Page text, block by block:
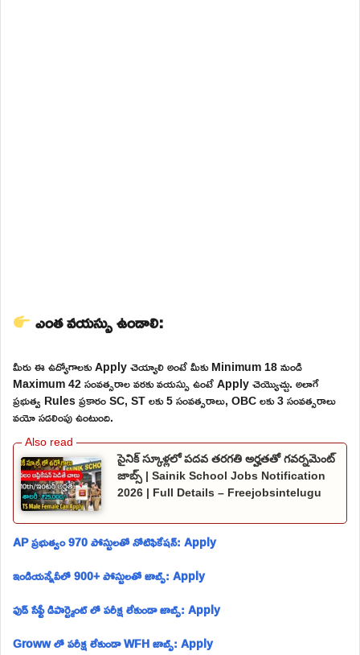
ఎంత వయస్సు ఉండాలి:
మీరు ఈ ఉద్యోగాలకు Apply చెయ్యాలి అంటే మీకు Minimum 18 నుండి
Maximum 42 సంవత్సరాల వరకు వయస్సు ఉంటే Apply చెయ్యొచ్చు. అలాగే
ప్రభుత్వ Rules ప్రకారం SC, ST లకు 5 సంవత్సరాలు, OBC లకు 3 సంవత్సరాలు
వయో సడలింపు ఉంటుంది.
సైనిక్ స్కూళ్లలో పదవ తరగతి అర్హతతో గవర్నమెంట్
జాబ్స్ | Sainik School Jobs Notification
2026 | Full Details – Freejobsintelugu
AP ప్రభుత్వం 970 పోస్టులతో నోటిఫికేషన్: Apply
ఇండియన్నేవీలో 900+ పోస్టులతో జాబ్స్: Apply
ఫుడ్ సేఫ్టీ డిపార్ట్మెంట్ లో పరీక్ష లేకుండా జాబ్స్: Apply
Groww లో పరీక్ష లేకుండా WFH జాబ్స్: Apply